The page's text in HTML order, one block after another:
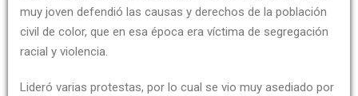
muy joven defendió las causas y derechos de la población
civil de color, que en esa época era víctima de segregación
racial y violencia.
Lideró varias protestas, por lo cual se vio muy asediado por